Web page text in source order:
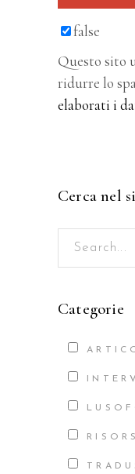
false
Questo sito
ridurre lo
elaborati i
Cerca nel
Search
Categorie